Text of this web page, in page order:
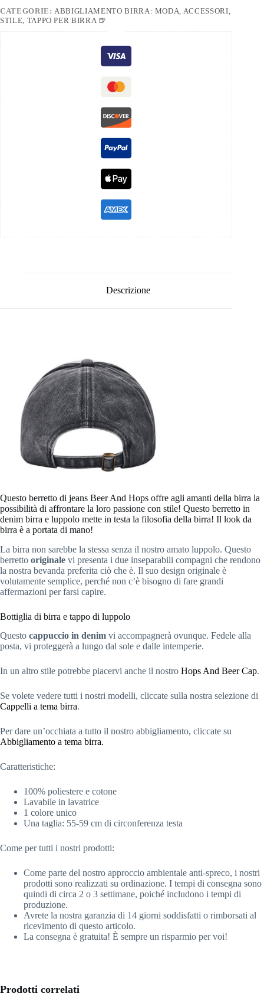
CATEGORIE: ABBIGLIAMENTO BIRRA: MODA, ACCESSORI,
STILE, TAPPO PER BIRRA 🍺
Descrizione
Questo berretto di jeans Beer And Hops offre agli amanti della birra la
possibilità di affrontare la loro passione con stile! Questo berretto in
denim birra e luppolo mette in testa la filosofia della birra! Il look da
birra è a portata di mano!
La birra non sarebbe la stessa senza il nostro amato luppolo. Questo
berretto originale vi presenta i due inseparabili compagni che rendono
la nostra bevanda preferita ciò che è. Il suo design originale è
volutamente semplice, perché non c’è bisogno di fare grandi
affermazioni per farsi capire.
Bottiglia di birra e tappo di luppolo
Questo cappuccio in denim vi accompagnerà ovunque. Fedele alla
posta, vi proteggerà a lungo dal sole e dalle intemperie.
In un altro stile potrebbe piacervi anche il nostro Hops And Beer Cap.
Se volete vedere tutti i nostri modelli, cliccate sulla nostra selezione di
Cappelli a tema birra.
Per dare un’occhiata a tutto il nostro abbigliamento, cliccate su
Abbigliamento a tema birra.
Caratteristiche:
100% poliestere e cotone
Lavabile in lavatrice
1 colore unico
Una taglia: 55-59 cm di circonferenza testa
Come per tutti i nostri prodotti:
Come parte del nostro approccio ambientale anti-spreco, i nostri
prodotti sono realizzati su ordinazione. I tempi di consegna sono
quindi di circa 2 o 3 settimane, poiché includono i tempi di
produzione.
Avrete la nostra garanzia di 14 giorni soddisfatti o rimborsati al
ricevimento di questo articolo.
La consegna è gratuita! È sempre un risparmio per voi!
Prodotti correlati